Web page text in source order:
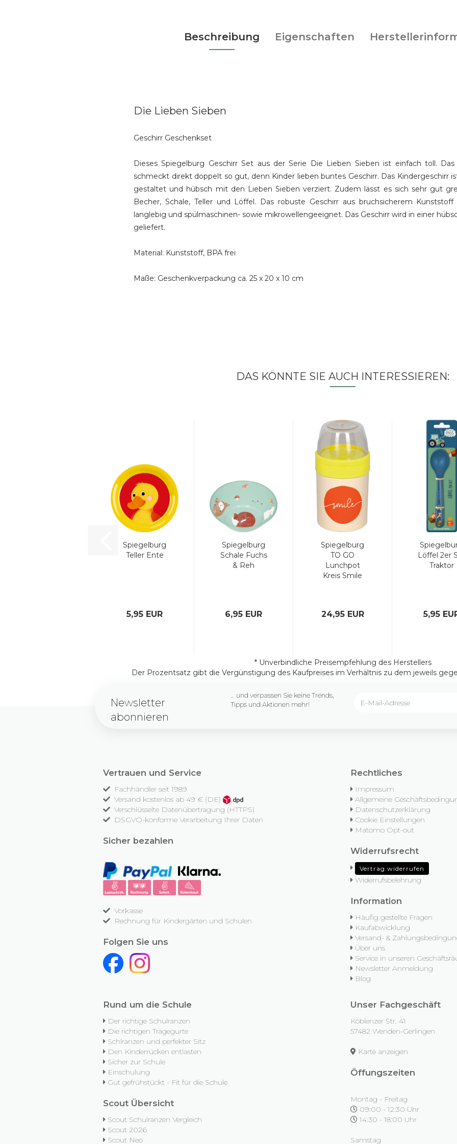
Beschreibung Eigenschaften
Die Lieben Sieben
Geschirr Geschenkset
Dieses Spiegelburg Geschirr Set aus der Serie Die Lieben Sieben ist einfach toll.
schmeckt direkt doppelt so gut, denn Kinder lieben buntes Geschirr. Das Kindergeschirr
gestaltet und hübsch mit den Lieben Sieben verziert. Zudem lässt es sich sehr gut
Becher, Schale, Teller und Löffel. Das robuste Geschirr aus bruchsicherem
langlebig und spülmaschinen- sowie mikrowellengeeignet. Das Geschirr wird in einer
geliefert.
Material: Kunststoff, BPA frei
Maße: Geschenkverpackung ca. 25 x 20 x 10 cm
DAS KÖNNTE SIE AUCH INTERESSIEREN:
Spiegelburg
Teller Ente
5,95 EUR
Spiegelburg
Schale Fuchs
& Reh
6,95 EUR
Spiegelburg
TO GO
Lunchpot
Kreis Smile
24,95 EUR
Löffel 2er
Traktor
5,95
* Unverbindliche Preisempfehlung des Herstellers
Der Prozentsatz gibt die Vergünstigung des Kaufpreises im Verhältnis zu dem jeweils
Newsletter
abonnieren
… und verpassen Sie keine Trends,
Tipps und Aktionen mehr!
Vertrauen und Service
Fachhändler seit 1989
Versand kostenlos ab 49 € (DE)
Verschlüsselte Datenübertragung (HTTPS)
DSGVO-konforme Verarbeitung Ihrer Daten
Sicher bezahlen
Vorkasse
Rechnung für Kindergärten und Schulen
Folgen Sie uns
Rechtliches
Impressum
Allgemeine
Datenschutzerklärung
Cookie Einstellungen
Matomo Opt-out
Widerrufsrecht
Vertrag widerrufen
Widerrufsbelehrung
Information
Häufig gestellte Fragen
Kaufabwicklung
Versand- &
Über uns
Service in unseren
Newsletter Anmeldung
Blog
Rund um die Schule
Der richtige Schulranzen
Die richtigen Tragegurte
Schlranzen und perfekter Sitz
Den Kinderrücken entlasten
Sicher zur Schule
Einschulung
Gut gefrühstückt - Fit für die Schule
Scout Übersicht
Scout Schulranzen Vergleich
Scout 2026
Scout Neo
Unser Fachgeschäft
Koblenzer Str. 41
57482 Wenden-Gerlingen
Karte anzeigen
Öffungszeiten
Montag - Freitag
09:00 - 12:30 Uhr
14:30 - 18:00 Uhr
Samstag